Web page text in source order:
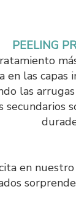
PEELING
en las capas
las
secundarios
en